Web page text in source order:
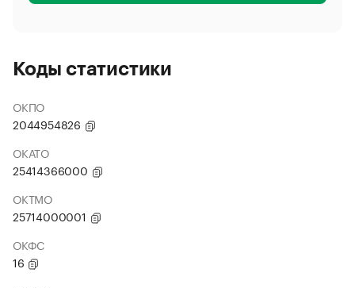
Коды статистики
ОКПО
2044954826
ОКАТО
25414366000
ОКТМО
25714000001
ОКФС
16